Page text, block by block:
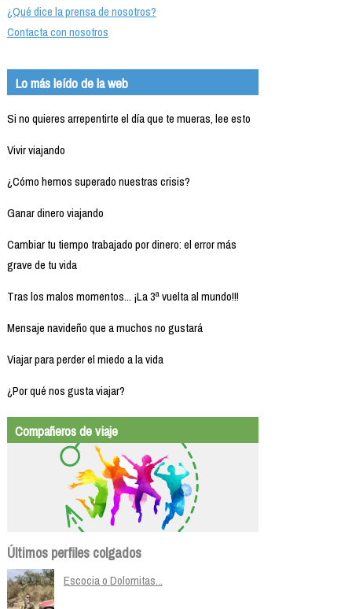
¿Qué dice la prensa de nosotros?
Contacta con nosotros
Lo más leído de la web
Si no quieres arrepentirte el día que te mueras, lee esto
Vivir viajando
¿Cómo hemos superado nuestras crisis?
Ganar dinero viajando
Cambiar tu tiempo trabajado por dinero: el error más
grave de tu vida
Tras los malos momentos... ¡La 3ª vuelta al mundo!!!
Mensaje navideño que a muchos no gustará
Viajar para perder el miedo a la vida
¿Por qué nos gusta viajar?
Compañeros de viaje
Últimos perfiles colgados
Escocia o Dolomitas...